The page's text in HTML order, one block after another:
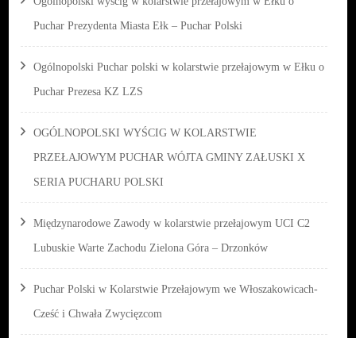
Puchar Prezydenta Miasta Ełk – Puchar Polski
Ogólnopolski Puchar polski w kolarstwie przełajowym w Ełku o
Puchar Prezesa KZ LZS
OGÓLNOPOLSKI WYŚCIG W KOLARSTWIE
PRZEŁAJOWYM PUCHAR WÓJTA GMINY ZAŁUSKI X
SERIA PUCHARU POLSKI
Międzynarodowe Zawody w kolarstwie przełajowym UCI C2
Lubuskie Warte Zachodu Zielona Góra – Drzonków
Puchar Polski w Kolarstwie Przełajowym we Włoszakowicach-
Cześć i Chwała Zwycięzcom